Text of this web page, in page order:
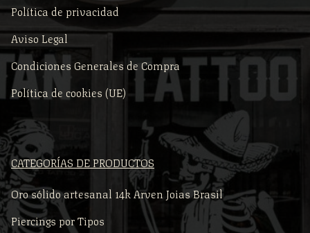
Política de privacidad
Aviso Legal
Condiciones Generales de Compra
Política de cookies (UE)
CATEGORÍAS DE PRODUCTOS
Oro sólido artesanal 14k Arven Joias Brasil
Piercings por Tipos